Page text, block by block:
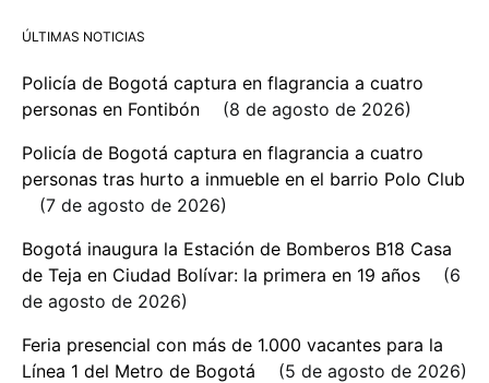
ÚLTIMAS NOTICIAS
Policía de Bogotá captura en flagrancia a cuatro
personas en Fontibón
8 de agosto de 2026
Policía de Bogotá captura en flagrancia a cuatro
personas tras hurto a inmueble en el barrio Polo Club
7 de agosto de 2026
Bogotá inaugura la Estación de Bomberos B18 Casa
de Teja en Ciudad Bolívar: la primera en 19 años
6
de agosto de 2026
Feria presencial con más de 1.000 vacantes para la
Línea 1 del Metro de Bogotá
5 de agosto de 2026